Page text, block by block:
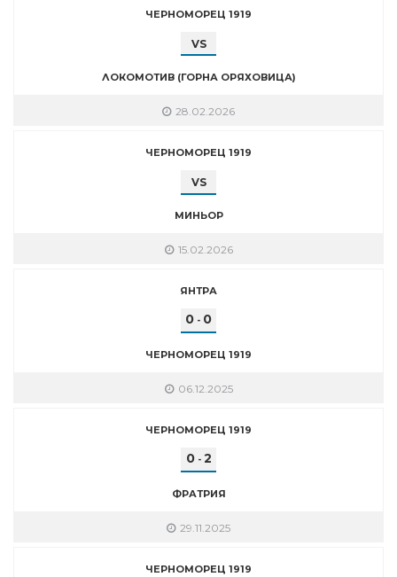
ЧЕРНОМОРЕЦ 1919
VS
ЛОКОМОТИВ (ГОРНА ОРЯХОВИЦА)
28.02.2026
ЧЕРНОМОРЕЦ 1919
VS
МИНЬОР
15.02.2026
ЯНТРА
0 - 0
ЧЕРНОМОРЕЦ 1919
06.12.2025
ЧЕРНОМОРЕЦ 1919
0- 2
ФРАТРИЯ
29.11.2025
ЧЕРНОМОРЕЦ 1919